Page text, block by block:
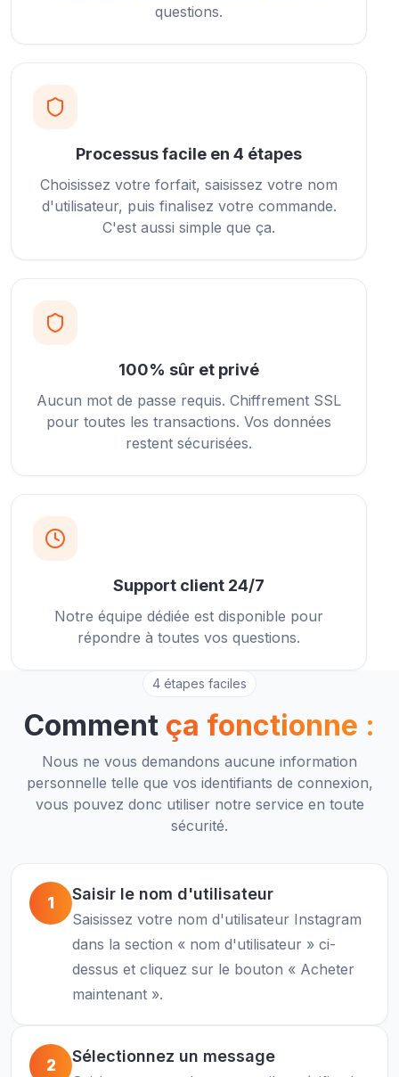
questions.
Processus facile en 4 étapes
Choisissez votre forfait, saisissez votre nom
d'utilisateur, puis finalisez votre commande.
C'est aussi simple que ça.
100% sûr et privé
Aucun mot de passe requis. Chiffrement SSL
pour toutes les transactions. Vos données
restent sécurisées.
Support client 24/7
Notre équipe dédiée est disponible pour
répondre à toutes vos questions.
4 étapes faciles
Comment ça fonctionne :
Nous ne vous demandons aucune information
personnelle telle que vos identifiants de connexion,
vous pouvez donc utiliser notre service en toute
sécurité.
1 Saisir le nom d'utilisateur
Saisissez votre nom d'utilisateur Instagram
dans la section « nom d'utilisateur » ci-
dessus et cliquez sur le bouton « Acheter
maintenant ».
2 Sélectionnez un message